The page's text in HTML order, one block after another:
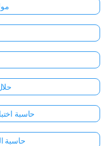
حاسبة
حاسبة